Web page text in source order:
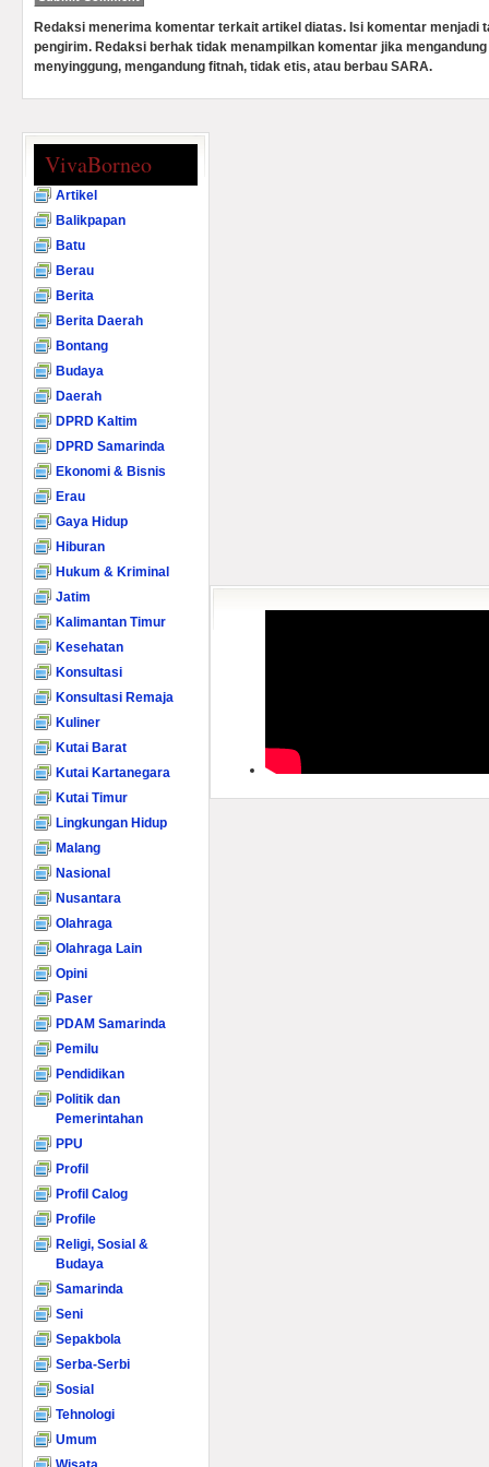
Redaksi menerima komentar terkait artikel diatas. Isi komentar menjadi
pengirim. Redaksi berhak tidak menampilkan komentar jika
menyinggung, mengandung fitnah, tidak etis, atau berbau SARA.
VivaBorneo
Artikel
Balikpapan
Batu
Berau
Berita
Berita Daerah
Bontang
Budaya
Daerah
DPRD Kaltim
DPRD Samarinda
Ekonomi & Bisnis
Erau
Gaya Hidup
Hiburan
Hukum & Kriminal
Jatim
Kalimantan Timur
Kesehatan
Konsultasi
Konsultasi Remaja
Kuliner
Kutai Barat
Kutai Kartanegara
Kutai Timur
Lingkungan Hidup
Malang
Nasional
Nusantara
Olahraga
Olahraga Lain
Opini
Paser
PDAM Samarinda
Pemilu
Pendidikan
Politik dan
Pemerintahan
PPU
Profil
Profil Calog
Profile
Religi, Sosial &
Budaya
Samarinda
Seni
Sepakbola
Serba-Serbi
Sosial
Tehnologi
Umum